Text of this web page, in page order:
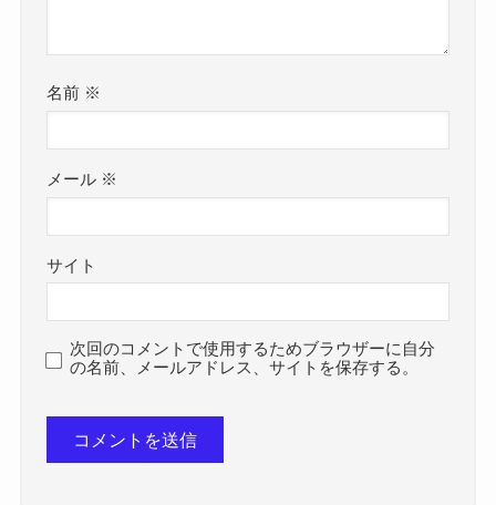
名前 ※
メール ※
サイト
次回のコメントで使用するためブラウザーに自分
の名前、メールアドレス、サイトを保存する。